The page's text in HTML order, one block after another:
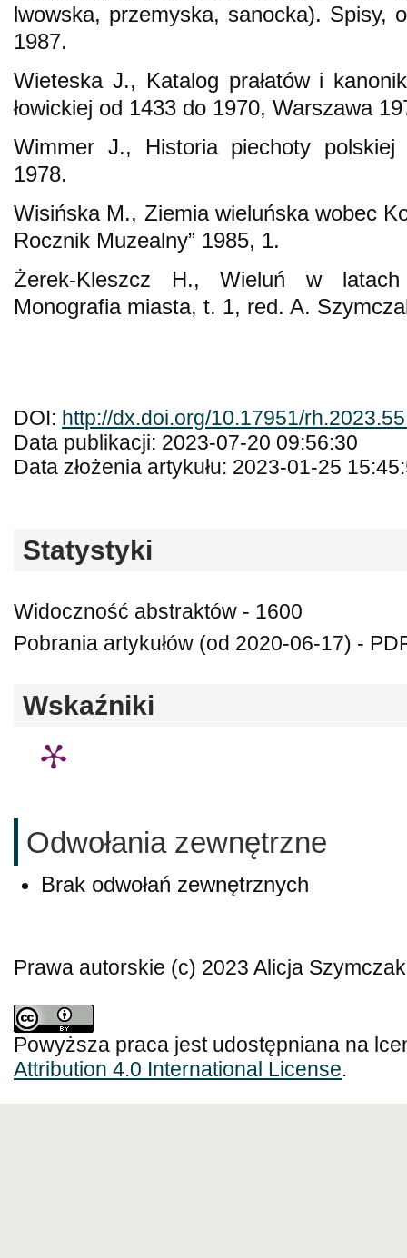
lwowska, przemyska, sanocka). Spisy,
1987.
Wieteska J., Katalog prałatów i
łowickiej od 1433 do 1970, Warszawa
Wimmer J., Historia piechoty
1978.
Wisińska M., Ziemia wieluńska wobec
Rocznik Muzealny” 1985, 1.
Żerek-Kleszcz H., Wieluń w
Monografia miasta, t. 1, red. A.
DOI: http://dx.doi.org/10.17951/
Data publikacji: 2023-07-20 09:56:30
Data złożenia artykułu: 2023-01-25
Statystyki
Widoczność abstraktów - 1600
Pobrania artykułów (od 2020-06-17) -
Wskaźniki
Odwołania zewnętrzne
Brak odwołań zewnętrznych
Prawa autorskie (c) 2023 Alicja
Powyższa praca jest udostępniana na
Attribution 4.0 International License.